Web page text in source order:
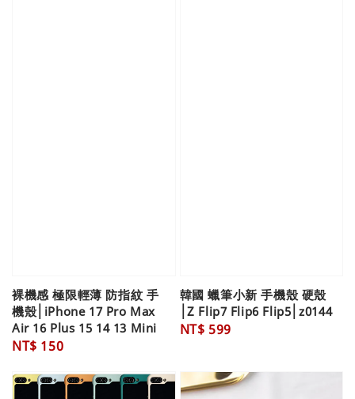
裸機感 極限輕薄 防指紋 手
機殼│iPhone 17 Pro Max
Air 16 Plus 15 14 13 Mini
Regular
NT$ 150
韓國 蠟筆小新 手機殼 硬殼
│Z Flip7 Flip6 Flip5│z0144
Regular
NT$ 599